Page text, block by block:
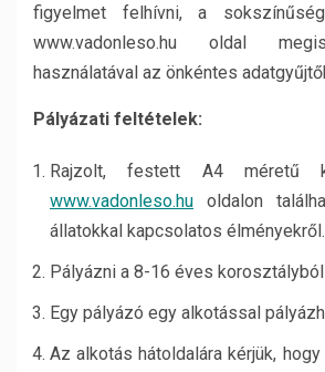
figyelmet felhívni, a
www.vadonleso.hu oldal
használatával az önkéntes
Pályázati feltételek:
Rajzolt, festett A4 méretű
www.vadonleso.hu oldalon
állatokkal kapcsolatos élményekről.
Pályázni a 8-16 éves
Egy pályázó egy alkotással
Az alkotás hátoldalára kérjük,